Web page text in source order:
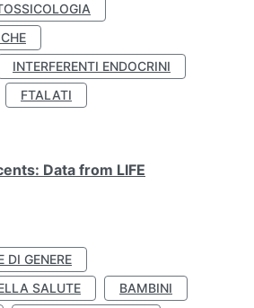
INTERFERENTI ENDOCRINI
FTALATI
Data from LIFE
DI GENERE
SALUTE
BAMBINI